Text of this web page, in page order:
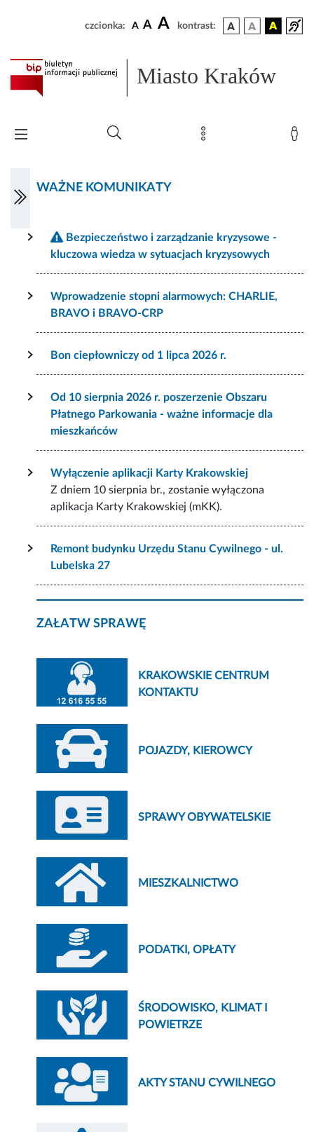
czcionka: A A A kontrast:
Miasto Kraków
WAŻNE KOMUNIKATY
Bezpieczeństwo i zarządzanie kryzysowe -
kluczowa wiedza w sytuacjach kryzysowych
Wprowadzenie stopni alarmowych: CHARLIE,
BRAVO i BRAVO-CRP
Bon ciepłowniczy od 1 lipca 2026 r.
Od 10 sierpnia 2026 r. poszerzenie Obszaru
Płatnego Parkowania - ważne informacje dla
mieszkańców
Wyłączenie aplikacji Karty Krakowskiej
Z dniem 10 sierpnia br., zostanie wyłączona
aplikacja Karty Krakowskiej (mKK).
Remont budynku Urzędu Stanu Cywilnego - ul.
Lubelska 27
ZAŁATW SPRAWĘ
KRAKOWSKIE CENTRUM
KONTAKTU
POJAZDY, KIEROWCY
SPRAWY OBYWATELSKIE
AKTY STANU CYWILNEGO
MIESZKALNICTWO
PODATKI, OPŁATY
ŚRODOWISKO, KLIMAT I
POWIETRZE